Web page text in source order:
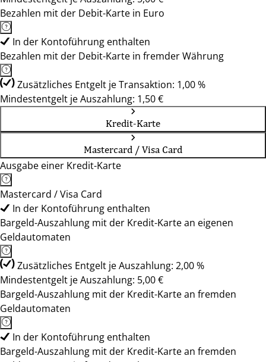
Bezahlen mit der Debit-Karte in Euro
In der Kontoführung enthalten
Bezahlen mit der Debit-Karte in fremder Währung
Zusätzliches Entgelt je Transaktion: 1,00 %
Mindestentgelt je Auszahlung: 1,50 €
Kredit-Karte
Mastercard / Visa Card
Ausgabe einer Kredit-Karte
Mastercard / Visa Card
In der Kontoführung enthalten
Bargeld-Auszahlung mit der Kredit-Karte an eigenen
Geldautomaten
Zusätzliches Entgelt je Auszahlung: 2,00 %
Mindestentgelt je Auszahlung: 5,00 €
Bargeld-Auszahlung mit der Kredit-Karte an fremden
Geldautomaten
In der Kontoführung enthalten
Bargeld-Auszahlung mit der Kredit-Karte an fremden